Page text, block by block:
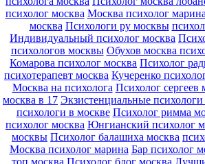
психолог москва Москва психолог марина
москва Психологи ру москвы
Индивидуальный психолог москва
психологов москвы Обухов москва
Комарова психолог москва Психолог
психотерапевт москва Кучеренко
Москва на психолога Психолог сергеев
москва в 17 Экзистенциальные психологи
психологи в москве Психолог римма
психолог москва Юнгианский психолог
москвы Психолог балашиха москва
Москва психолог марина Бар психолог
топ москва Психолог блог москва